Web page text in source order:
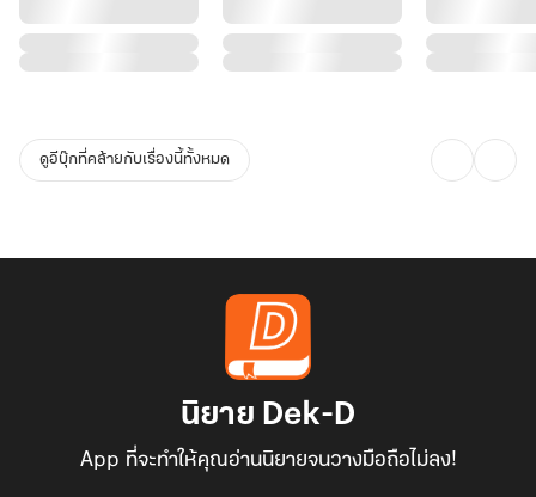
ดูอีบุ๊กที่คล้ายกับเรื่องนี้ทั้งหมด
นิยาย Dek-D
App ที่จะทำให้คุณอ่านนิยายจนวางมือถือไม่ลง!